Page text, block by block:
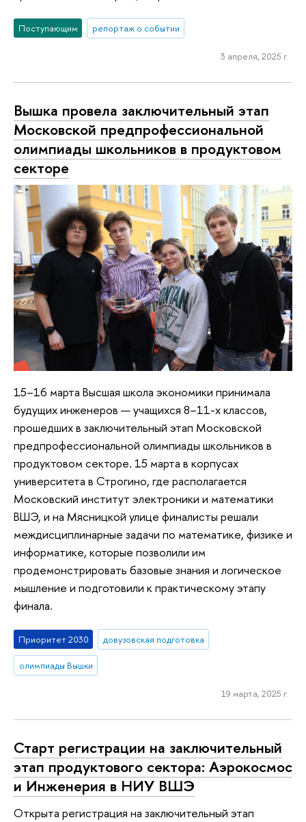
Поступающим репортаж о событии
3 апреля, 2025 г.
Вышка провела заключительный этап
Московской предпрофессиональной
олимпиады школьников в продуктовом
секторе
15–16 марта Высшая школа экономики принимала
будущих инженеров — учащихся 8–11-х классов,
прошедших в заключительный этап Московской
предпрофессиональной олимпиады школьников в
продуктовом секторе. 15 марта в корпусах
университета в Строгино, где располагается
Московский институт электроники и математики
ВШЭ, и на Мясницкой улице финалисты решали
междисциплинарные задачи по математике, физике и
информатике, которые позволили им
продемонстрировать базовые знания и логическое
мышление и подготовили к практическому этапу
финала.
Приоритет 2030 довузовская подготовка
олимпиады Вышки
19 марта, 2025 г.
Старт регистрации на заключительный
этап продуктового сектора: Аэрокосмос
и Инженерия в НИУ ВШЭ
Открыта регистрация на заключительный этап